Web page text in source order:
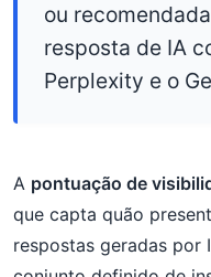
ou
resposta de IA
Perplexity e o
A pontuação de
que capta quão
respostas geradas por